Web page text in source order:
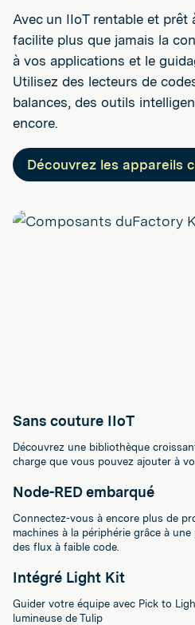
Avec un IIoT rentable et prêt
facilite plus que jamais la
à vos applications et le
Utilisez des lecteurs de
balances, des outils
encore.
Découvrez les appareils
Sans couture IIoT
Découvrez une bibliothèque
charge que vous pouvez ajouter à
Node-RED embarqué
Connectez-vous à encore plus de
machines à la périphérie grâce à
des flux à faible code.
Intégré Light Kit
Guider votre équipe avec Pick to
lumineuse de Tulip